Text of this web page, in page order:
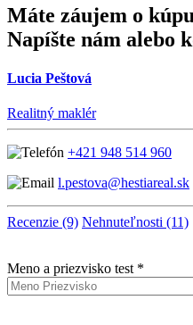
Máte záujem o
Napíšte nám alebo
Lucia Peštová
Realitný maklér
+421 948 514 960
l.pestova@hestiareal.sk
Recenzie (9) Nehnuteľnosti (11)
Meno a priezvisko test *